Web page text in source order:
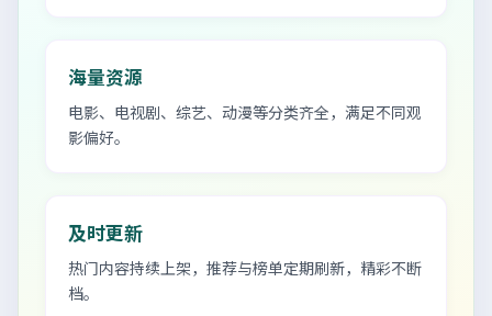
海量资源
电影、电视剧、综艺、动漫等分类齐全，满足不同观
影偏好。
及时更新
热门内容持续上架，推荐与榜单定期刷新，精彩不断
档。